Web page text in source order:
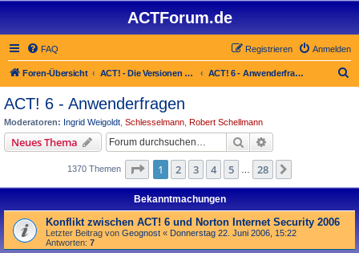
ACTForum.de
FAQ Anmelden
Registrieren
Foren-Übersicht ACT! - Die Versionen 2.x bis 6.x (auch ACT! 2000) ACT! 6 - Anwender­fragen
ACT! 6 - Anwender­fragen
Moderatoren: Ingrid Weigoldt Schlesselmann Robert Schellmann
Neues Thema Suche
1370 Themen Seite 1von 28
1 2 3 4 5 28
Bekanntmachungen
Konflikt zwischen ACT! 6 und Norton Internet Security 2006
Letzter Beitrag von Geognost « Donnerstag 22. Juni 2006, 15:22
Antworten: 7